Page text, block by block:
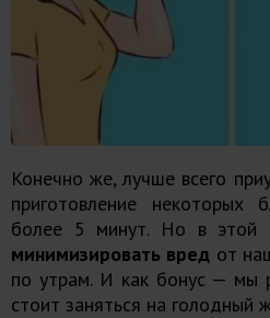
Конечно же, лучше всего
приготовление
более 5 минут. Но в этой
минимизировать вред от
по утрам. И как бонус — мы
стоит заняться на голодный